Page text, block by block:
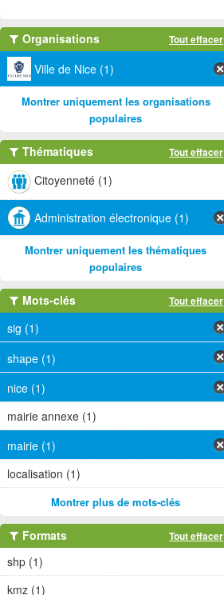
Organisations Tout effacer
Ville de Nice (1)
Montrer uniquement les organisations
populaires
Thématiques Tout effacer
Citoyenneté (1)
Administration électronique (1)
Montrer uniquement les thématiques
populaires
Mots-clés Tout effacer
sig (1)
shape (1)
nice (1)
mairie annexe (1)
mairie (1)
localisation (1)
Montrer plus de mots-clés
Formats Tout effacer
shp (1)
kmz (1)